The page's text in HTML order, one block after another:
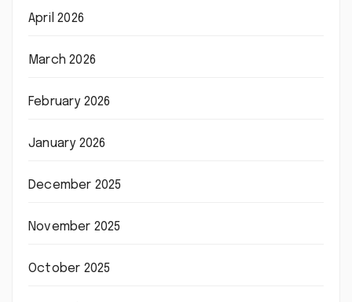
April 2026
March 2026
February 2026
January 2026
December 2025
November 2025
October 2025